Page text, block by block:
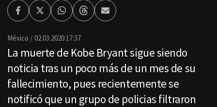
FacebookTwitterWhatsappThreadsEnviar
por
México 02.03.2020 17:37
La muerte de Kobe Bryant sigue siendo
noticia tras un poco más de un mes de su
fallecimiento, pues recientemente se
notificó que un grupo de policias filtraron